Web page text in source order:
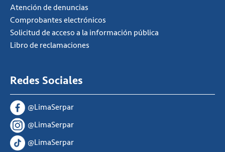
Atención de denuncias
Comprobantes electrónicos
Solicitud de acceso a la información pública
Libro de reclamaciones
Redes Sociales
@LimaSerpar
@LimaSerpar
@LimaSerpar